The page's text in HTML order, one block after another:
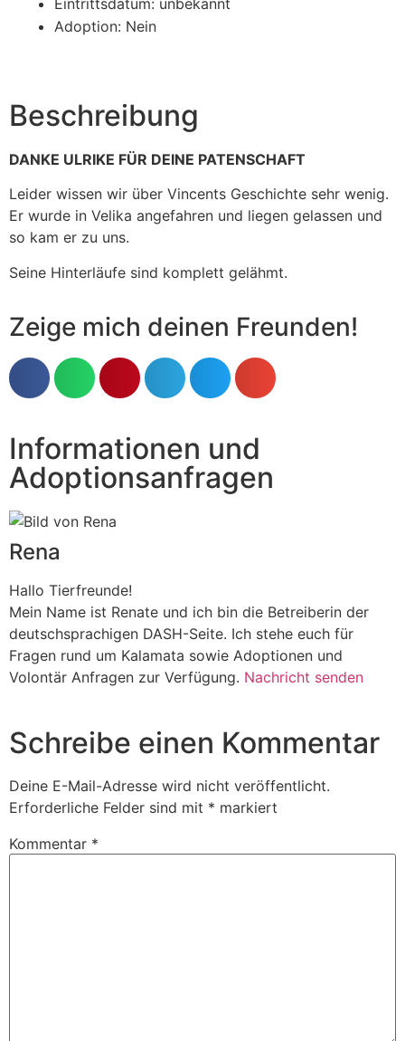
Adoption: Nein
Beschreibung
DANKE ULRIKE FÜR DEINE PATENSCHAFT
Leider wissen wir über Vincents Geschichte sehr wenig.
Er wurde in Velika angefahren und liegen gelassen und
so kam er zu uns.
Seine Hinterläufe sind komplett gelähmt.
Zeige mich deinen Freunden!
Informationen und
Adoptionsanfragen
Rena
Hallo Tierfreunde!
Mein Name ist Renate und ich bin die Betreiberin der
deutschsprachigen DASH-Seite. Ich stehe euch für
Fragen rund um Kalamata sowie Adoptionen und
Volontär Anfragen zur Verfügung. Nachricht senden
Schreibe einen Kommentar
Deine E-Mail-Adresse wird nicht veröffentlicht.
Erforderliche Felder sind mit * markiert
Kommentar *